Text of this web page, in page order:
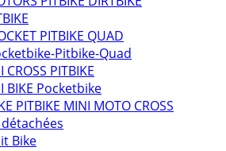
PITBIKE QUAD
Pitbike-Quad
PITBIKE
BIKE Pocketbike
PITBIKE MINI MOTO CROSS
détachées
Bike